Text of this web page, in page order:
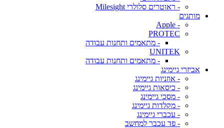
- ראוטרים סלולרי Milesight
מותגים
- Apple
PROTEC
- מתאמים ותחנות עבודה
UNITEK
- מתאמים ותחנות עבודה
אביזרי גיימינג
- אוזניות גיימינג
- כיסאות גיימינג
- מסכי גיימינג
- מקלדות גיימינג
- עכברי גיימינג
- פד עכבר למחשב